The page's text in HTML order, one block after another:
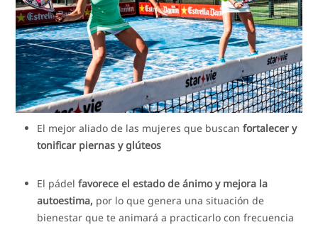
El mejor aliado de las mujeres que buscanfortalecer y
tonificar piernas y glúteos
El pádelfavorece el estado de ánimo y mejora la
autoestima, por lo que genera una situación de
bienestar que te animará a practicarlo con frecuencia